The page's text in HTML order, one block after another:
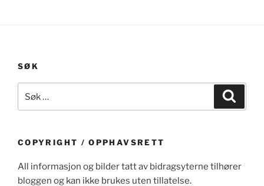
SØK
etter:
COPYRIGHT / OPPHAVSRETT
All informasjon og bilder tatt av bidragsyterne tilhører
bloggen og kan ikke brukes uten tillatelse.